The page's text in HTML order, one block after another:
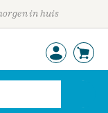
in huis